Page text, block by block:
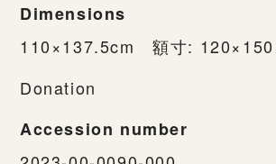
Dimensions
110×137.5cm 額寸:
Donation
Accession number